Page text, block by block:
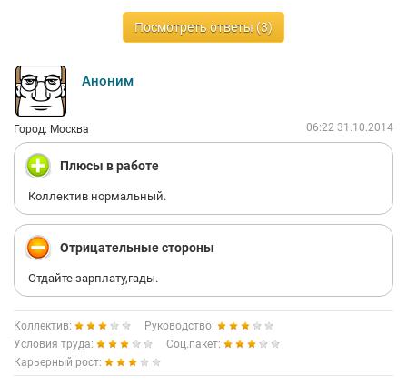
Посмотреть ответы (3)
Аноним
Город: Москва 06:22 31.10.2014
Плюсы в работе
Коллектив нормальный.
Отрицательные стороны
Отдайте зарплату,гады.
Коллектив:
Руководство:
Условия труда:
Соц.пакет:
Карьерный рост: